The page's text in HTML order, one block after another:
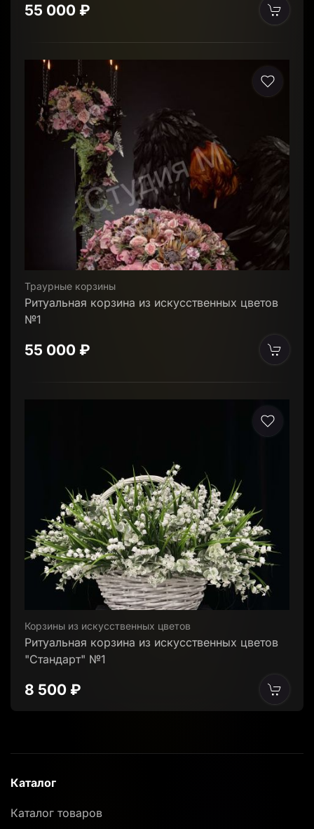
55 000 ₽
Траурные корзины
Ритуальная корзина из искусственных цветов
№1
55 000 ₽
Корзины из искусственных цветов
Ритуальная корзина из искусственных цветов
"Стандарт" №1
8 500 ₽
Каталог
Каталог товаров